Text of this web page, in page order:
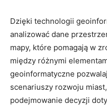
Dzięki technologii
analizować dane
mapy, które pomagają w
między różnymi
geoinformatyczne
scenariuszy rozwoju
podejmowanie decyzji